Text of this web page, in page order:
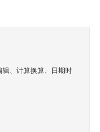
、计算换算、日期时